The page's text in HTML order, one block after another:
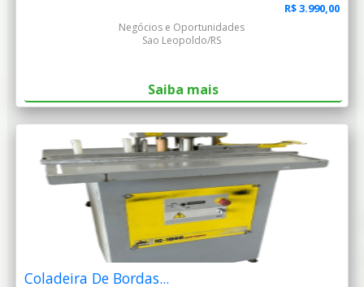
R$ 3.990,00
Negócios e Oportunidades
Sao Leopoldo/RS
Saiba mais
Coladeira De Bordas...